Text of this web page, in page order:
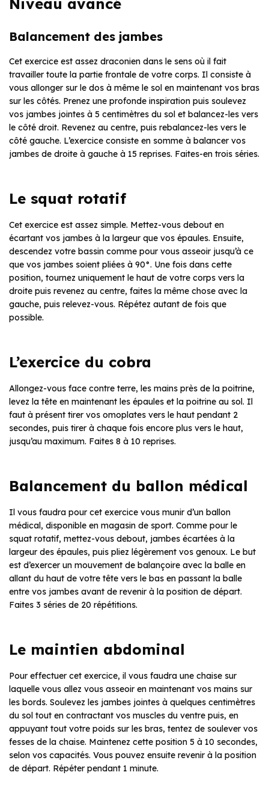
Niveau avancé
Balancement des jambes
Cet exercice est assez draconien dans le sens où il fait
travailler toute la partie frontale de votre corps. Il consiste à
vous allonger sur le dos à même le sol en maintenant vos bras
sur les côtés. Prenez une profonde inspiration puis soulevez
vos jambes jointes à 5 centimètres du sol et balancez-les vers
le côté droit. Revenez au centre, puis rebalancez-les vers le
côté gauche. L’exercice consiste en somme à balancer vos
jambes de droite à gauche à 15 reprises. Faites-en trois séries.
Le squat rotatif
Cet exercice est assez simple. Mettez-vous debout en
écartant vos jambes à la largeur que vos épaules. Ensuite,
descendez votre bassin comme pour vous asseoir jusqu’à ce
que vos jambes soient pliées à 90°. Une fois dans cette
position, tournez uniquement le haut de votre corps vers la
droite puis revenez au centre, faites la même chose avec la
gauche, puis relevez-vous. Répétez autant de fois que
possible.
L’exercice du cobra
Allongez-vous face contre terre, les mains près de la poitrine,
levez la tête en maintenant les épaules et la poitrine au sol. Il
faut à présent tirer vos omoplates vers le haut pendant 2
secondes, puis tirer à chaque fois encore plus vers le haut,
jusqu’au maximum. Faites 8 à 10 reprises.
Balancement du ballon médical
Il vous faudra pour cet exercice vous munir d’un ballon
médical, disponible en magasin de sport. Comme pour le
squat rotatif, mettez-vous debout, jambes écartées à la
largeur des épaules, puis pliez légèrement vos genoux. Le but
est d’exercer un mouvement de balançoire avec la balle en
allant du haut de votre tête vers le bas en passant la balle
entre vos jambes avant de revenir à la position de départ.
Faites 3 séries de 20 répétitions.
Le maintien abdominal
Pour effectuer cet exercice, il vous faudra une chaise sur
laquelle vous allez vous asseoir en maintenant vos mains sur
les bords. Soulevez les jambes jointes à quelques centimètres
du sol tout en contractant vos muscles du ventre puis, en
appuyant tout votre poids sur les bras, tentez de soulever vos
fesses de la chaise. Maintenez cette position 5 à 10 secondes,
selon vos capacités. Vous pouvez ensuite revenir à la position
de départ. Répéter pendant 1 minute.